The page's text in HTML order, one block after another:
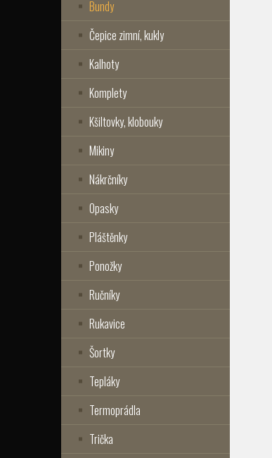
Bundy
Čepice zimní, kukly
Kalhoty
Komplety
Kšiltovky, klobouky
Mikiny
Nákrčníky
Opasky
Pláštěnky
Ponožky
Ručníky
Rukavice
Šortky
Tepláky
Termoprádla
Trička